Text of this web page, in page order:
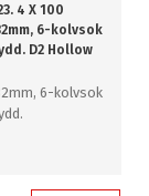
4 X 100
6-kolvsok
D2 Hollow
6-kolvsok